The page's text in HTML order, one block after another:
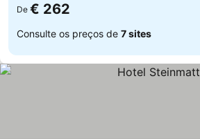
De € 262
Consulte os preços de 7 sites